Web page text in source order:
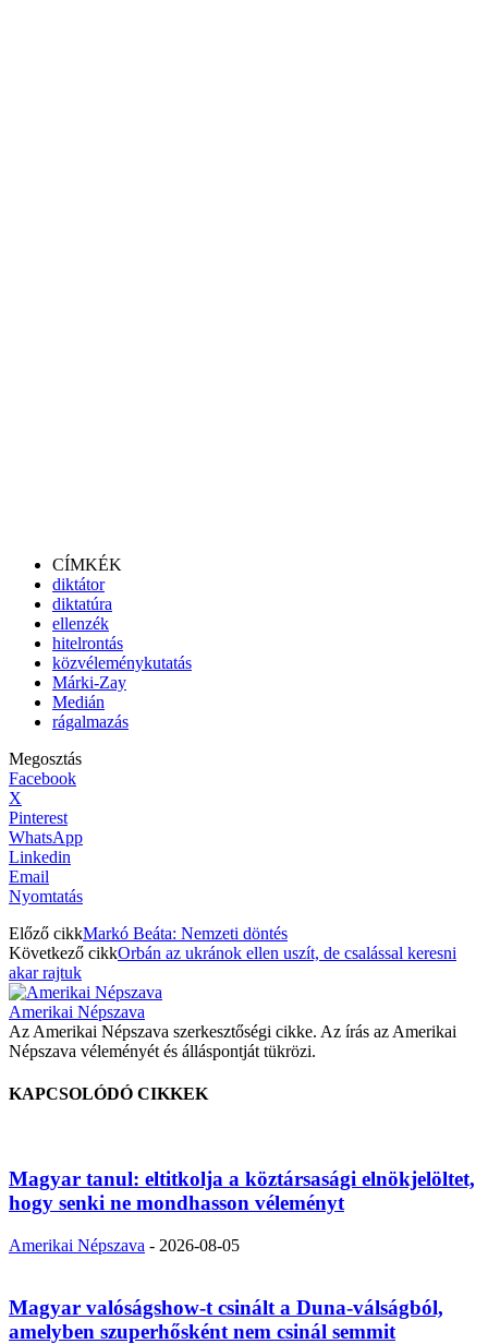
CÍMKÉK
diktátor
diktatúra
ellenzék
hitelrontás
közvéleménykutatás
Márki-Zay
Medián
rágalmazás
Megosztás
Facebook
X
Pinterest
WhatsApp
Linkedin
Email
Nyomtatás
Előző cikkMarkó Beáta: Nemzeti döntés
Következő cikkOrbán az ukránok ellen uszít, de csalással keresni
akar rajtuk
Amerikai Népszava
Az Amerikai Népszava szerkesztőségi cikke. Az írás az Amerikai
Népszava véleményét és álláspontját tükrözi.
KAPCSOLÓDÓ CIKKEK
Magyar tanul: eltitkolja a köztársasági elnökjelöltet,
hogy senki ne mondhasson véleményt
Amerikai Népszava - 2026-08-05
Magyar valóságshow-t csinált a Duna-válságból,
amelyben szuperhősként nem csinál semmit